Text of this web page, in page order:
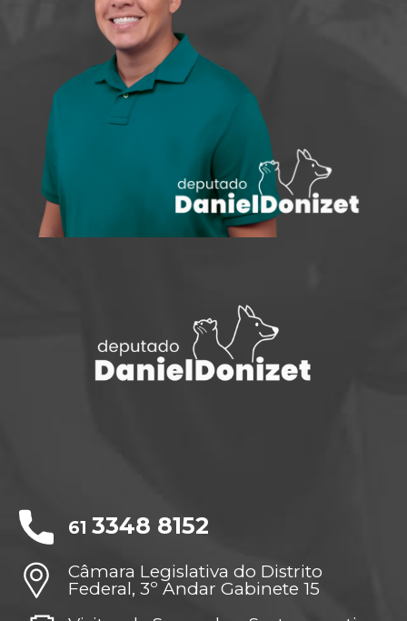
61 3348 8152
Câmara Legislativa do Distrito
Federal, 3º Andar Gabinete 15